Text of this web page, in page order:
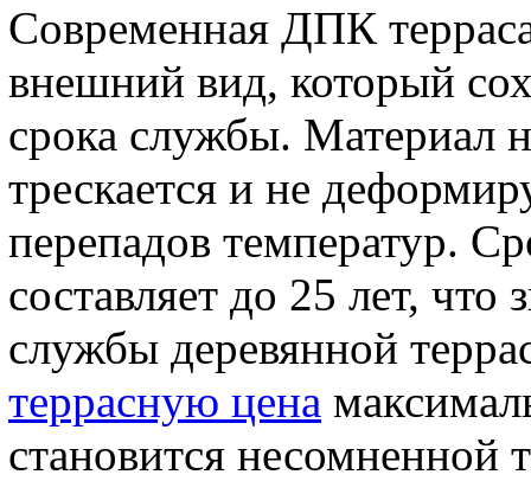
Современная ДПК
внешний вид, который
срока службы. Материал
трескается и не
перепадов температур.
составляет до 25 лет,
службы деревянной
террасную цена
становится несомненной